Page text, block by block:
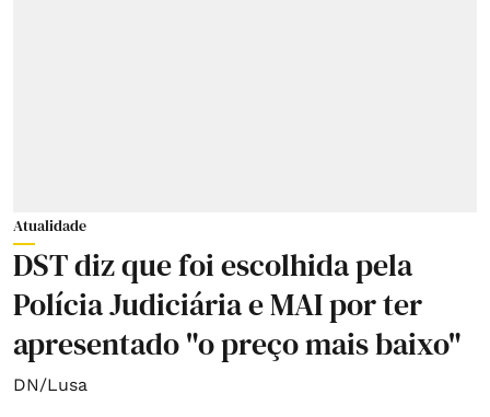
Atualidade
DST diz que foi escolhida pela
Polícia Judiciária e MAI por ter
apresentado "o preço mais baixo"
DN/Lusa